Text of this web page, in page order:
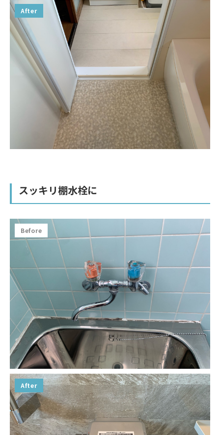
After
スッキリ棚水栓に
Before
After